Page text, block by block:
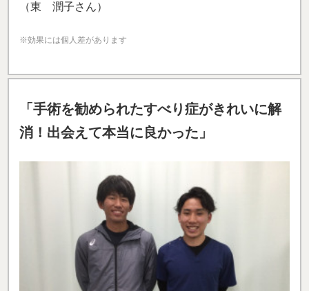
（東 潤子さん）
※効果には個人差があります
「手術を勧められたすべり症がきれいに解
消！出会えて本当に良かった」